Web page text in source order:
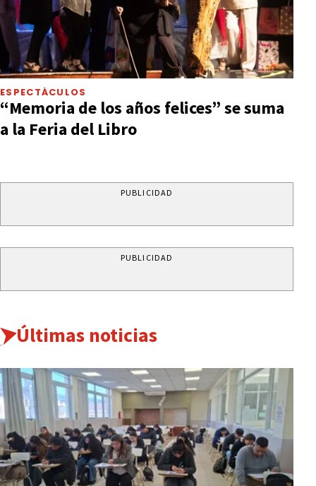
ESPECTÁCULOS
“Memoria de los años felices” se suma
a la Feria del Libro
PUBLICIDAD
PUBLICIDAD
Últimas noticias